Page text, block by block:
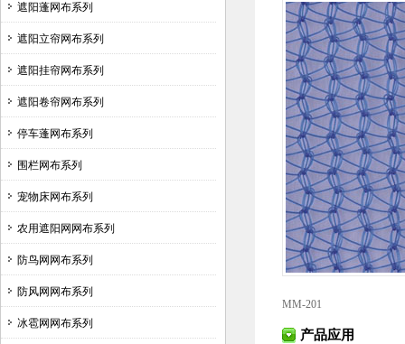
遮阳蓬网布系列
遮阳立帘网布系列
遮阳挂帘网布系列
遮阳卷帘网布系列
停车蓬网布系列
围栏网布系列
宠物床网布系列
农用遮阳网网布系列
防鸟网网布系列
防风网网布系列
冰雹网网布系列
MM-201
产品应用